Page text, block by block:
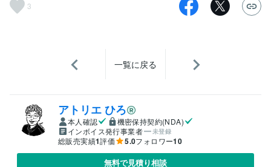
3
一覧に戻る
アトリエ ひろ
本人確認
機密保持契約(NDA)
インボイス発行事業者
未登録
総販売実績1評価 5.0フォロワー10
無料で見積り相談